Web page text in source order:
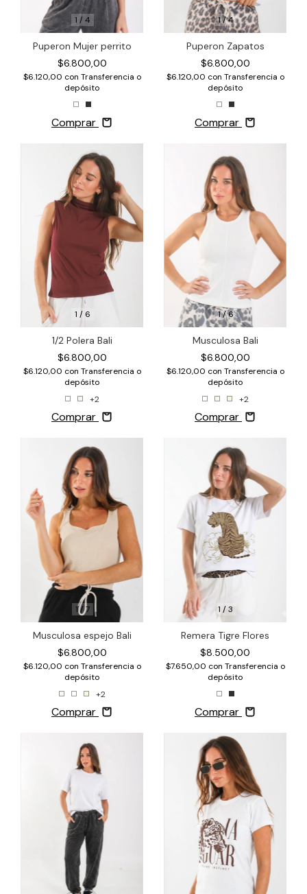
1 / 4
Puperon Mujer perrito
$6.800,00
$6.120,00 con Transferencia o
depósito
Comprar
1/4
Puperon Zapatos
$6.800,00
$6.120,00 con Transferencia o
depósito
Comprar
1 / 6
1/2 Polera Bali
$6.800,00
$6.120,00 con Transferencia o
depósito
+2
Comprar
1/6
Musculosa Bali
$6.800,00
$6.120,00 con Transferencia o
depósito
+2
Comprar
1/7
Musculosa espejo Bali
$6.800,00
$6.120,00 con Transferencia o
depósito
+2
Comprar
1 /3
Remera Tigre Flores
$8.500,00
$7.650,00 con Transferencia o
depósito
Comprar